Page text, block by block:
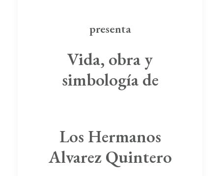
presenta
Vida, obra y
simbología de
Los Hermanos
Alvarez Quintero